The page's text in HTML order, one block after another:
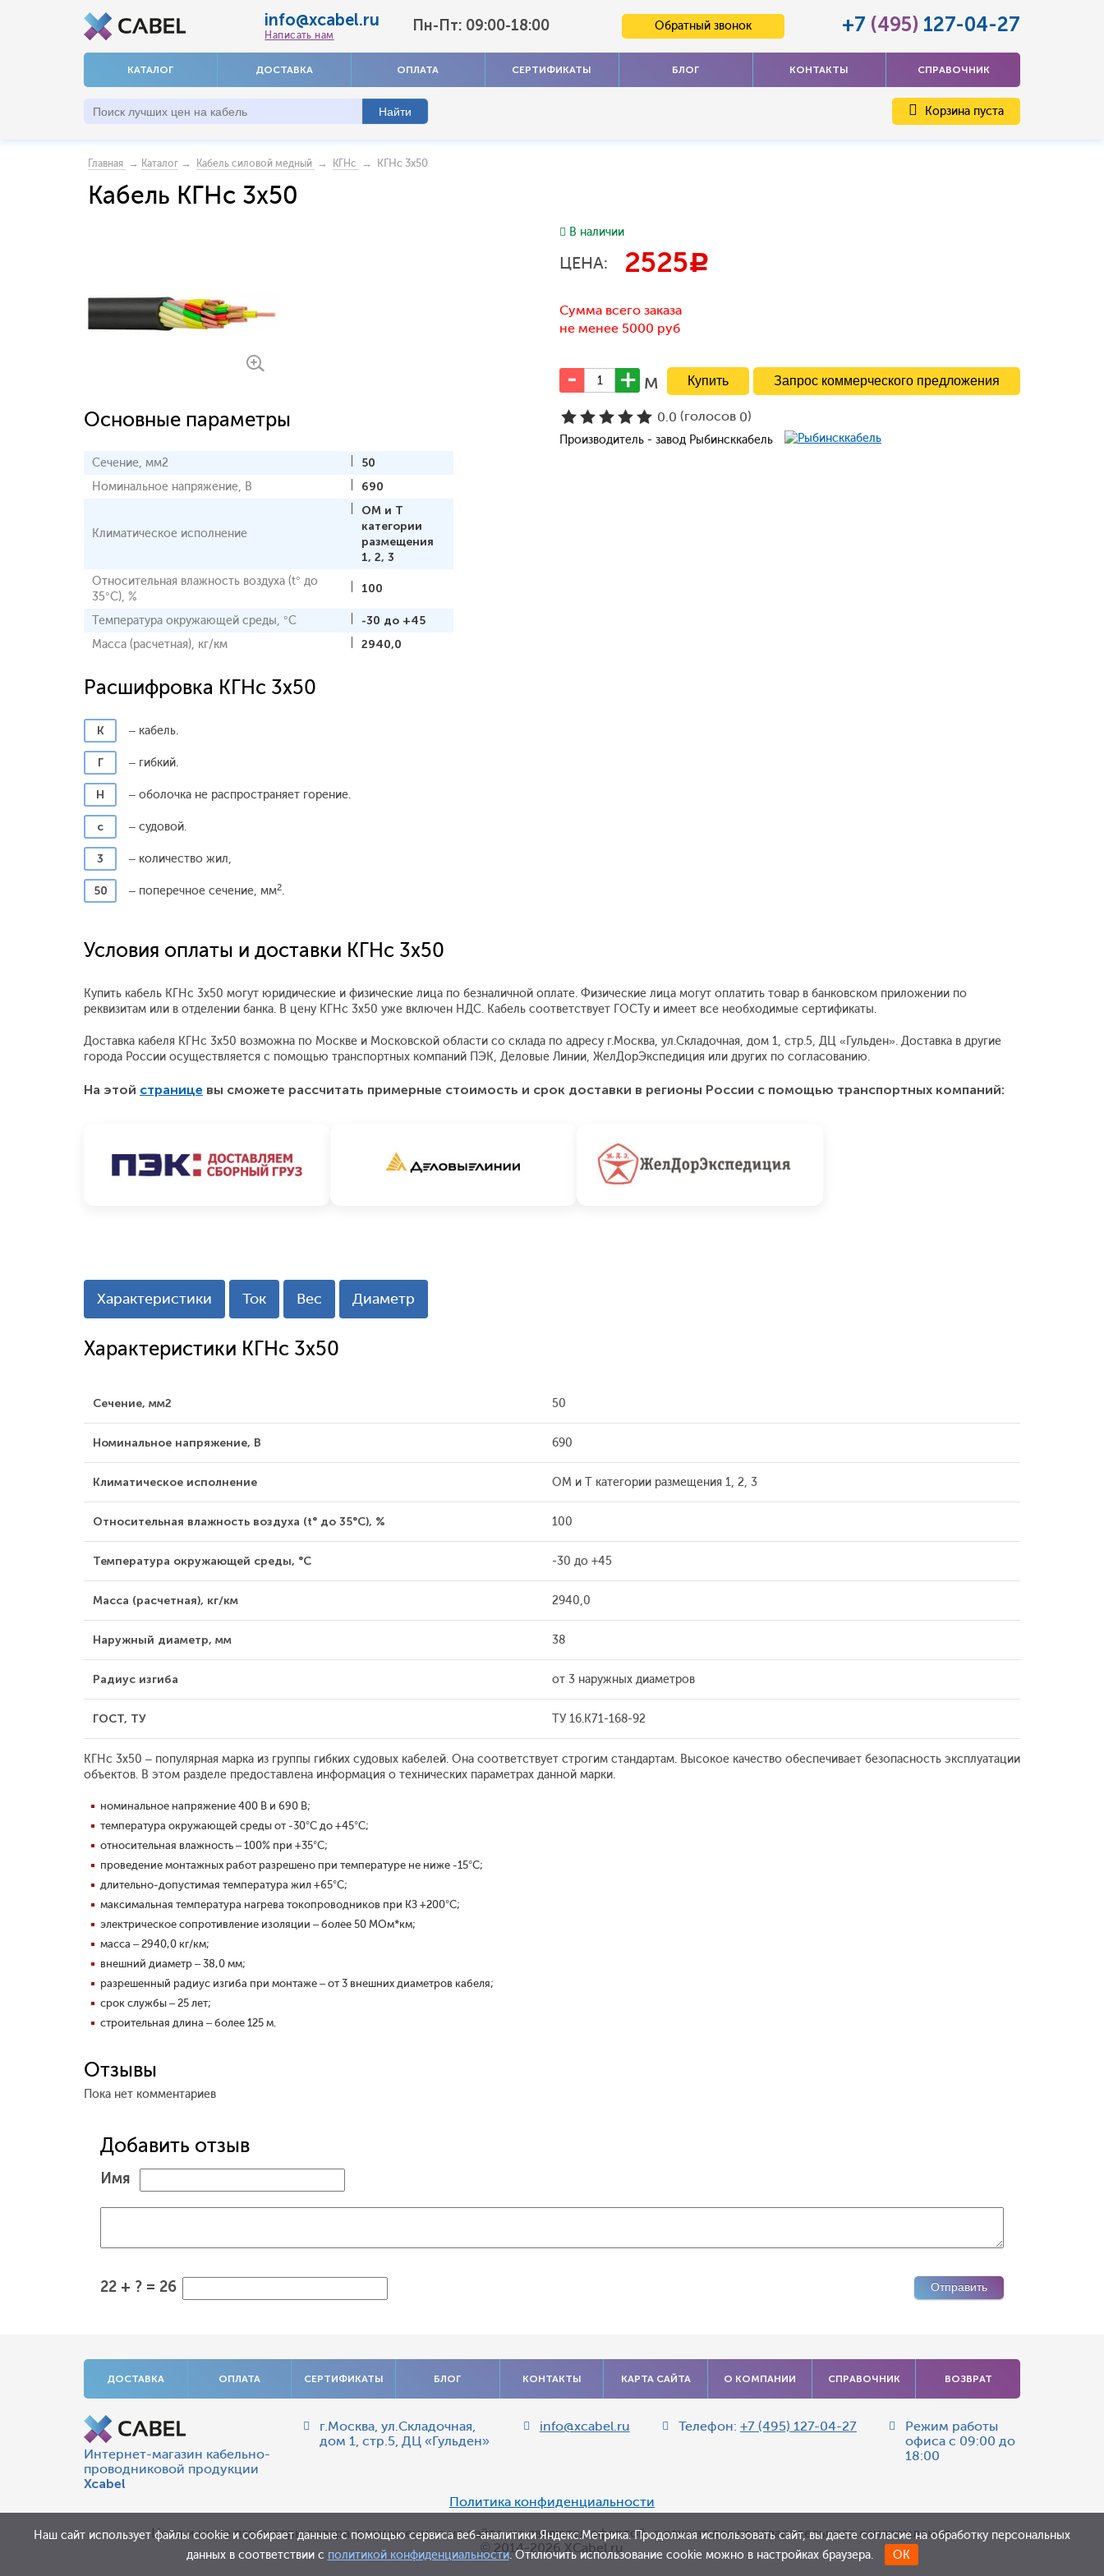
info@xcabel.ru
Написать нам
Пн-Пт: 09:00-18:00 Обратный звонок +7 (495) 127-04-27
КАТАЛОГ ДОСТАВКА ОПЛАТА СЕРТИФИКАТЫ БЛОГ КОНТАКТЫ СПРАВОЧНИК
Корзина пуста
Главная → Каталог → Кабель силовой медный → КГНс → КГНс 3x50
Кабель КГНс 3x50
Основные параметры
Сечение, мм2
50
Номинальное напряжение, В
690
Климатическое исполнение
ОМ и Т
категории
размещения
1, 2, 3
Относительная влажность воздуха (t° до
35°С), %
100
Температура окружающей среды, °С
-30 до +45
Масса (расчетная), кг/км
2940,0
Расшифровка КГНс 3x50
К – кабель.
Г – гибкий.
Н – оболочка не распространяет горение.
с – судовой.
3 – количество жил,
50 – поперечное сечение, мм2.
В наличии
ЦЕНА: 2525c
Сумма всего заказа
не менее 5000 руб
м Запрос коммерческого предложения
0.0 (голосов 0)
Производитель - завод Рыбинсккабель
Условия оплаты и доставки КГНс 3x50
Купить кабель КГНс 3x50 могут юридические и физические лица по безналичной оплате. Физические лица могут оплатить товар в банковском приложении по
реквизитам или в отделении банка. В цену КГНс 3x50 уже включен НДС. Кабель соответствует ГОСТу и имеет все необходимые сертификаты.
Доставка кабеля КГНс 3x50 возможна по Москве и Московской области со склада по адресу г.Москва, ул.Складочная, дом 1, стр.5, ДЦ «Гульден». Доставка в другие
города России осуществляется с помощью транспортных компаний ПЭК, Деловые Линии, ЖелДорЭкспедиция или других по согласованию.
На этой странице вы сможете рассчитать примерные стоимость и срок доставки в регионы России с помощью транспортных компаний:
Характеристики Ток Вес Диаметр
Характеристики КГНс 3x50
Сечение, мм2 50
Номинальное напряжение, В 690
Климатическое исполнение ОМ и Т категории размещения 1, 2, 3
Относительная влажность воздуха (t° до 35°С), % 100
Температура окружающей среды, °С -30 до +45
Масса (расчетная), кг/км 2940,0
Наружный диаметр, мм 38
Радиус изгиба от 3 наружных диаметров
ГОСТ, ТУ ТУ 16.К71-168-92
КГНс 3x50 – популярная марка из группы гибких судовых кабелей. Она соответствует строгим стандартам. Высокое качество обеспечивает безопасность эксплуатации
объектов. В этом разделе предоставлена информация о технических параметрах данной марки.
номинальное напряжение 400 В и 690 В;
температура окружающей среды от -30°С до +45°С;
относительная влажность – 100% при +35°С;
проведение монтажных работ разрешено при температуре не ниже -15°С;
длительно-допустимая температура жил +65°С;
максимальная температура нагрева токопроводников при КЗ +200°С;
электрическое сопротивление изоляции – более 50 МОм*км;
масса – 2940,0 кг/км;
внешний диаметр – 38,0 мм;
разрешенный радиус изгиба при монтаже – от 3 внешних диаметров кабеля;
срок службы – 25 лет;
строительная длина – более 125 м.
Отзывы
Пока нет комментариев
Добавить отзыв
Имя
22 + ? = 26
ДОСТАВКА ОПЛАТА СЕРТИФИКАТЫ БЛОГ КОНТАКТЫ КАРТА САЙТА О КОМПАНИИ СПРАВОЧНИК ВОЗВРАТ
Интернет-магазин кабельно-
проводниковой продукции
Xcabel
г.Москва,ул.Складочная,
дом 1, стр.5, ДЦ «Гульден»
info@xcabel.ru Телефон:+7 (495) 127-04-27
Режим работы
офиса с 09:00 до
18:00
Политика конфиденциальности
Цена и иные параметры товара, размещенные на сайте, не являются офертой, а служат для предварительного ознакомления.
© 2014-2026 XCabel.ru
Наш сайт использует файлы cookie и собирает данные с помощью сервиса веб-аналитики Яндекс.Метрика. Продолжая использовать сайт, вы даете согласие на обработку персональных
данных в соответствии с политикой конфиденциальности. Отключить использование cookie можно в настройках браузера. ОК